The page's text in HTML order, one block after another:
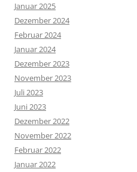
Januar 2025
Dezember 2024
Februar 2024
Januar 2024
Dezember 2023
November 2023
Juli 2023
Juni 2023
Dezember 2022
November 2022
Februar 2022
Januar 2022